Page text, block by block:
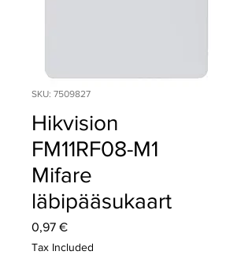
SKU: 7509827
Hikvision
FM11RF08-M1
Mifare
läbipääsukaart
0,97 €Price
Tax Included